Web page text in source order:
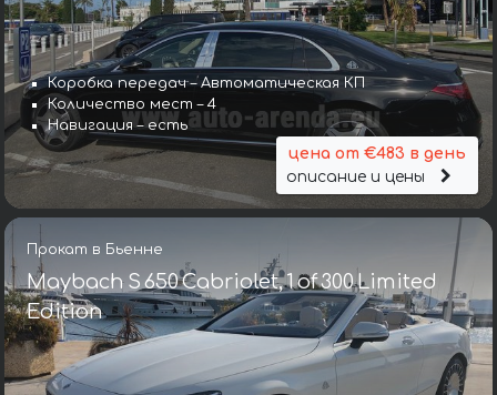
Коробка передач – Автоматическая КП
Количество мест – 4
Навигация – есть
цена от €483 в день
описание и цены
Прокат в Бьенне
Maybach S 650 Cabriolet, 1 of 300 Limited
Edition